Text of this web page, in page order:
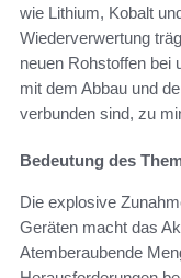
wie Lithium, Kobalt
Wiederverwertung
neuen Rohstoffen bei
mit dem Abbau und
verbunden sind, zu
Bedeutung des
Die explosive
Geräten macht das
Atemberaubende